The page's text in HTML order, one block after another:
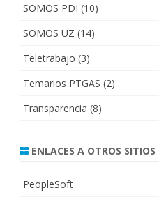
SOMOS PDI (10)
SOMOS UZ (14)
Teletrabajo (3)
Temarios PTGAS (2)
Transparencia (8)
ENLACES A OTROS SITIOS
PeopleSoft